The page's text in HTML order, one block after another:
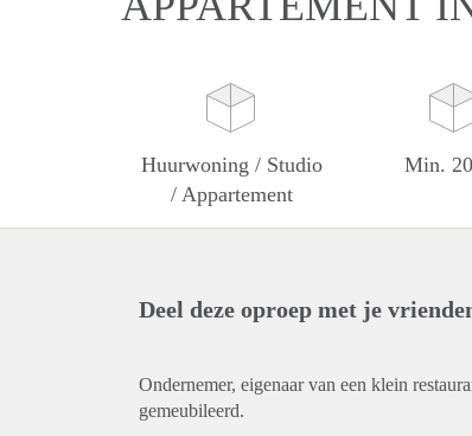
Huurwoning / Studio
/ Appartement
Min.
Deel deze oproep met je
Ondernemer, eigenaar van een klein
gemeubileerd.